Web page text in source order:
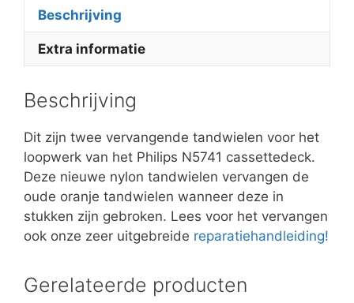
Beschrijving
Extra informatie
Beschrijving
Dit zijn twee vervangende tandwielen voor het
loopwerk van het Philips N5741 cassettedeck.
Deze nieuwe nylon tandwielen vervangen de
oude oranje tandwielen wanneer deze in
stukken zijn gebroken. Lees voor het vervangen
ook onze zeer uitgebreide reparatiehandleiding!
Gerelateerde producten